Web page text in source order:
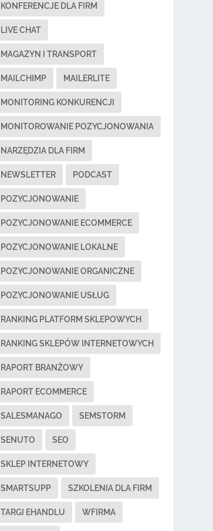
KONFERENCJE DLA FIRM
LIVE CHAT
MAGAZYN I TRANSPORT
MAILCHIMP MAILERLITE
MONITORING KONKURENCJI
MONITOROWANIE POZYCJONOWANIA
NARZĘDZIA DLA FIRM
NEWSLETTER PODCAST
POZYCJONOWANIE
POZYCJONOWANIE ECOMMERCE
POZYCJONOWANIE LOKALNE
POZYCJONOWANIE ORGANICZNE
POZYCJONOWANIE USŁUG
RANKING PLATFORM SKLEPOWYCH
RANKING SKLEPÓW INTERNETOWYCH
RAPORT BRANŻOWY
RAPORT ECOMMERCE
SALESMANAGO SEMSTORM
SENUTO SEO
SKLEP INTERNETOWY
SMARTSUPP SZKOLENIA DLA FIRM
TARGI EHANDLU WFIRMA